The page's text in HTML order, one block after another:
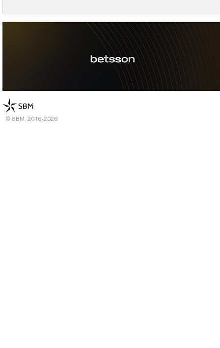
© SBM, 2016-2026